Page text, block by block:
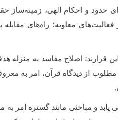
حدود و احكام الهى، زمینه‌ساز
معاویه؛ راه‌هاى مقابله
قرارند: اصلاح مفاسد به منزله
مطلوب از دیدگاه قرآن، امر به
و مباحثى مانند گستره امر به